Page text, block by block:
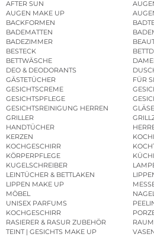
AFTER SUN
AUGEN MAKE UP
BACKFORMEN
BADEMATTEN
BADEZIMMER
BESTECK
BETTWÄSCHE
DEO & DEODORANTS
GÄSTETÜCHER
FÜR
GESICHTSCREME
GESICHTSPFLEGE
GESICHTSREINIGUNG HERREN
GRILLER
HANDTÜCHER
KERZEN
KOCHGESCHIRR
KÖRPERPFLEGE
KUGELSCHREIBER
LEINTÜCHER & BETTLAKEN
LIPPEN MAKE UP
MÖBEL
UNISEX PARFUMS
KOCHGESCHIRR
RASIERER & RASUR ZUBEHÖR
TEINT | GESICHTS MAKE UP